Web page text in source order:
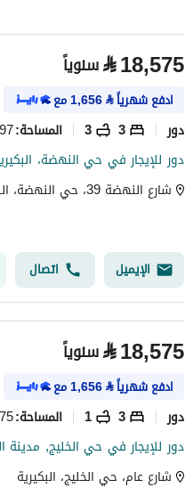
⃁18,575 سنوياً
ادفع شهرياً⃁
1,656مع
دور 3
3 المساحة:
دور للإيجار في حي النهضة،
شارع النهضة 39، حي النهضة، البكيرية
الإيميل اتصال
⃁18,575 سنوياً
ادفع شهرياً⃁
1,656مع
دور 3
1 المساحة:
دور للإيجار في حي الخليج, مدينة
شارع عام، حي الخليج، البكيرية